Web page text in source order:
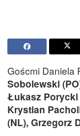
Goścmi Daniela
Sobolewski
Łukasz Porycki
Krystian
(NL), Grzegorz